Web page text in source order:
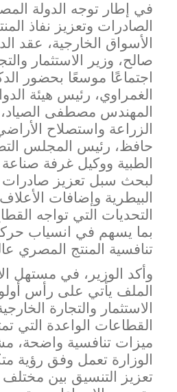
في إطار توجه الدولة
الصادرات وتعزيز نفاذ
الأسواق الخارجية، عقد ا
صالح، وزير الاستثمار
اجتماعًا موسعًا بحضور
الغمراوي، رئيس هيئة
المهندس مصطفى الصياد،
الزراعة واستصلاح
حافظ، رئيس المجلس
الطبية ووكيل غرفة صناعة
لبحث سبل تعزيز صادرات
البيطرية وإضافات
التحديات التي تواجه
بما يسهم في انسياب ح
تنافسية المنتج المصري
وأكد الوزير، في مستهل
الملف يأتي على رأس
الاستثمار والتجارة
القطاعات الواعدة التي
ميزات تنافسية واضحة،
الوزارة تعمل وفق رؤية
تعزيز التنسيق بين مختلف